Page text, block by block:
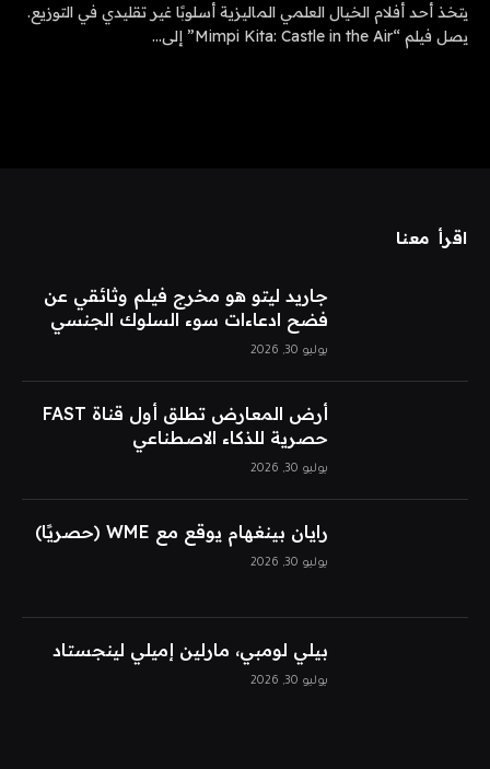
يتخذ أحد أفلام الخيال العلمي الماليزية أسلوبًا غير تقليدي في التوزيع.
يصل فيلم “Mimpi Kita: Castle in the Air” إلى…
اقرأ معنا
جاريد ليتو هو مخرج فيلم وثائقي عن
فضح ادعاءات سوء السلوك الجنسي
يوليو 30, 2026
أرض المعارض تطلق أول قناة FAST
حصرية للذكاء الاصطناعي
يوليو 30, 2026
رايان بينغهام يوقع مع WME (حصريًا)
يوليو 30, 2026
بيلي لومبي، مارلين إميلي لينجستاد
يوليو 30, 2026